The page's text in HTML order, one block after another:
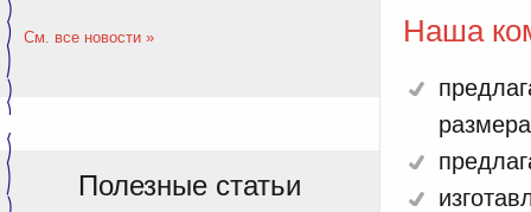
См. все новости »
Полезные статьи
Наша